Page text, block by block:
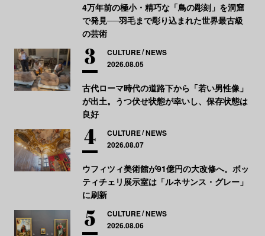
4万年前の極小・精巧な「鳥の彫刻」を洞窟
で発見──羽毛まで彫り込まれた世界最古級
の芸術
CULTURE NEWS
2026.08.05
古代ローマ時代の道路下から「若い男性像」
が出土。うつ伏せ状態が幸いし、保存状態は
良好
CULTURE NEWS
2026.08.07
ウフィツィ美術館が91億円の大改修へ。ボッ
ティチェリ展示室は「ルネサンス・グレー」
に刷新
CULTURE NEWS
2026.08.06